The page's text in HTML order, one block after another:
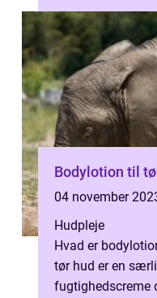
Bodylotion til
04 november
Hudpleje
Hvad er
tør hud er en
fugtighedscreme